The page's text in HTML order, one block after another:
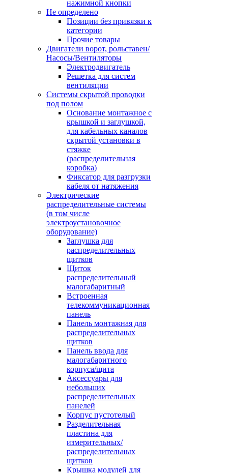
нажимной кнопки
Не определено
Позиции без привязки к
категории
Прочие товары
Двигатели ворот, рольставен/
Насосы/Вентиляторы
Электродвигатель
Решетка для систем
вентиляции
Системы скрытой проводки
под полом
Основание монтажное с
крышкой и заглушкой,
для кабельных каналов
скрытой установки в
стяжке
(распределительная
коробка)
Фиксатор для разгрузки
кабеля от натяжения
Электрические
распределительные системы
(в том числе
электроустановочное
оборудование)
Заглушка для
распределительных
щитков
Щиток
распределительный
малогабаритный
Встроенная
телекоммуникационная
панель
Панель монтажная для
распределительных
щитков
Панель ввода для
малогабаритного
корпуса/щита
Аксессуары для
небольших
распределительных
панелей
Корпус пустотелый
Разделительная
пластина для
измерительных/
распределительных
щитков
Крышка модулей для